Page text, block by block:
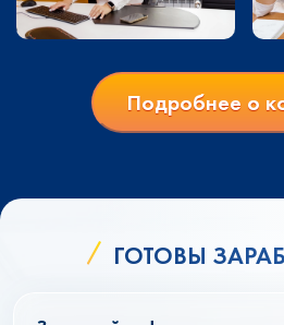
Подробнее о
ГОТОВЫ